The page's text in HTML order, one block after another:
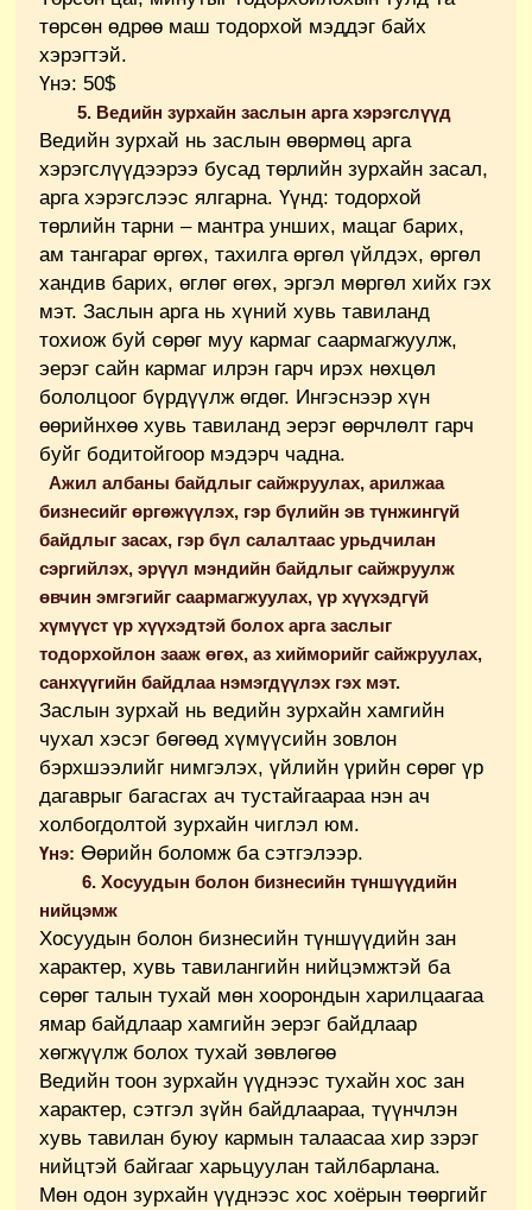
төрсөн өдрөө маш тодорхой мэддэг байх
хэрэгтэй.
Үнэ: 50$
5. Ведийн зурхайн заслын арга хэрэгслүүд
Ведийн зурхай нь заслын өвөрмөц арга
хэрэгслүүдээрээ бусад төрлийн зурхайн засал,
арга хэрэгслээс ялгарна. Үүнд: тодорхой
төрлийн тарни – мантра унших, мацаг барих,
ам тангараг өргөх, тахилга өргөл үйлдэх, өргөл
хандив барих, өглөг өгөх, эргэл мөргөл хийх гэх
мэт. Заслын арга нь хүний хувь тавиланд
тохиож буй сөрөг муу кармаг саармагжуулж,
эерэг сайн кармаг илрэн гарч ирэх нөхцөл
бололцоог бүрдүүлж өгдөг. Ингэснээр хүн
өөрийнхөө хувь тавиланд эерэг өөрчлөлт гарч
буйг бодитойгоор мэдэрч чадна.
Ажил албаны байдлыг сайжруулах, арилжаа
бизнесийг өргөжүүлэх, гэр бүлийн эв түнжингүй
байдлыг засах, гэр бүл салалтаас урьдчилан
сэргийлэх, эрүүл мэндийн байдлыг сайжруулж
өвчин эмгэгийг саармагжуулах, үр хүүхэдгүй
хүмүүст үр хүүхэдтэй болох арга заслыг
тодорхойлон зааж өгөх, аз хийморийг сайжруулах,
санхүүгийн байдлаа нэмэгдүүлэх гэх мэт.
Заслын зурхай нь ведийн зурхайн хамгийн
чухал хэсэг бөгөөд хүмүүсийн зовлон
бэрхшээлийг нимгэлэх, үйлийн үрийн сөрөг үр
дагаврыг багасгах ач тустайгаараа нэн ач
холбогдолтой зурхайн чиглэл юм.
Үнэ: Өөрийн боломж ба сэтгэлээр.
6. Хосуудын болон бизнесийн түншүүдийн
нийцэмж
Хосуудын болон бизнесийн түншүүдийн зан
характер, хувь тавилангийн нийцэмжтэй ба
сөрөг талын тухай мөн хоорондын харилцаагаа
ямар байдлаар хамгийн эерэг байдлаар
хөгжүүлж болох тухай зөвлөгөө
Ведийн тоон зурхайн үүднээс тухайн хос зан
характер, сэтгэл зүйн байдлаараа, түүнчлэн
хувь тавилан буюу кармын талаасаа хир зэрэг
нийцтэй байгааг харьцуулан тайлбарлана.
Мөн одон зурхайн үүднээс хос хоёрын төөргийг